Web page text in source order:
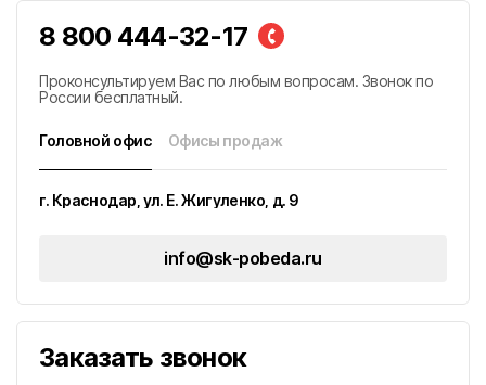
Головной офис
ПОКАЗАТЬ ВСЕ ОБЪЕКТЫ
8 800 444-32-17
Проконсультируем Вас по любым вопросам. Звонок по
России бесплатный.
Головной офис Офисы продаж
г. Краснодар, ул. Е. Жигуленко, д. 9
Округ Феодосия, пос. Приморский, ул. Керченская
info@sk-pobeda.ru
Заказать звонок